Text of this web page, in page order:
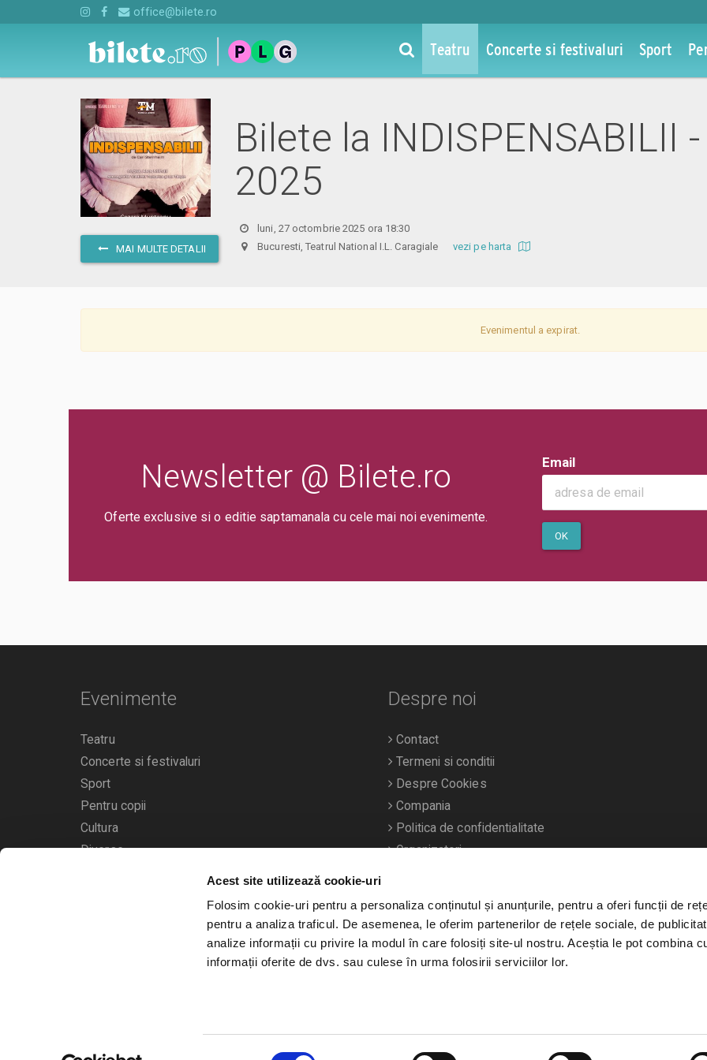
Acest site utilizează cookie-uri
Folosim cookie-uri pentru a personaliza conținutul și anunțurile, pentru a oferi funcții de
pentru a analiza traficul. De asemenea, le oferim partenerilor de rețele sociale, de
analize informații cu privire la modul în care folosiți site-ul nostru. Aceștia le pot combina
informații oferite de dvs. sau culese în urma folosirii serviciilor lor.
office@bilete.ro
Teatru Concerte si festivaluri Sport
MAI MULTE DETALII
Bilete la INDISPENSABILII
2025
luni, 27 octombrie 2025 ora 18:30
Bucuresti, Teatrul National I.L. Caragiale vezi pe harta
Evenimentul a expirat.
Newsletter @ Bilete.ro
Oferte exclusive si o editie saptamanala cu cele mai noi evenimente.
Email
OK
Evenimente
Teatru
Concerte si festivaluri
Sport
Pentru copii
Cultura
Diverse
Calendarul evenimentelor
Despre noi
Contact
Termeni si conditii
Despre Cookies
Compania
Politica de confidentialitate
Organizatori
Bilete.ro